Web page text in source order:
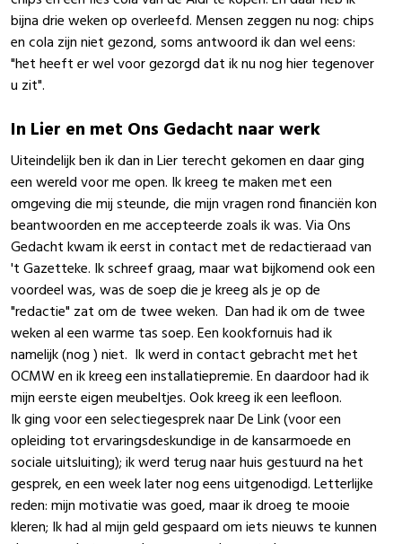
bijna drie weken op overleefd. Mensen zeggen nu nog: chips
en cola zijn niet gezond, soms antwoord ik dan wel eens:
"het heeft er wel voor gezorgd dat ik nu nog hier tegenover
u zit".
In Lier en met Ons Gedacht naar werk
Uiteindelijk ben ik dan in Lier terecht gekomen en daar ging
een wereld voor me open. Ik kreeg te maken met een
omgeving die mij steunde, die mijn vragen rond financiën kon
beantwoorden en me accepteerde zoals ik was. Via Ons
Gedacht kwam ik eerst in contact met de redactieraad van
't Gazetteke. Ik schreef graag, maar wat bijkomend ook een
voordeel was, was de soep die je kreeg als je op de
"redactie" zat om de twee weken. Dan had ik om de twee
weken al een warme tas soep. Een kookfornuis had ik
namelijk (nog ) niet. Ik werd in contact gebracht met het
OCMW en ik kreeg een installatiepremie. En daardoor had ik
mijn eerste eigen meubeltjes. Ook kreeg ik een leefloon.
Ik ging voor een selectiegesprek naar De Link (voor een
opleiding tot ervaringsdeskundige in de kansarmoede en
sociale uitsluiting); ik werd terug naar huis gestuurd na het
gesprek, en een week later nog eens uitgenodigd. Letterlijke
reden: mijn motivatie was goed, maar ik droeg te mooie
kleren; Ik had al mijn geld gespaard om iets nieuws te kunnen